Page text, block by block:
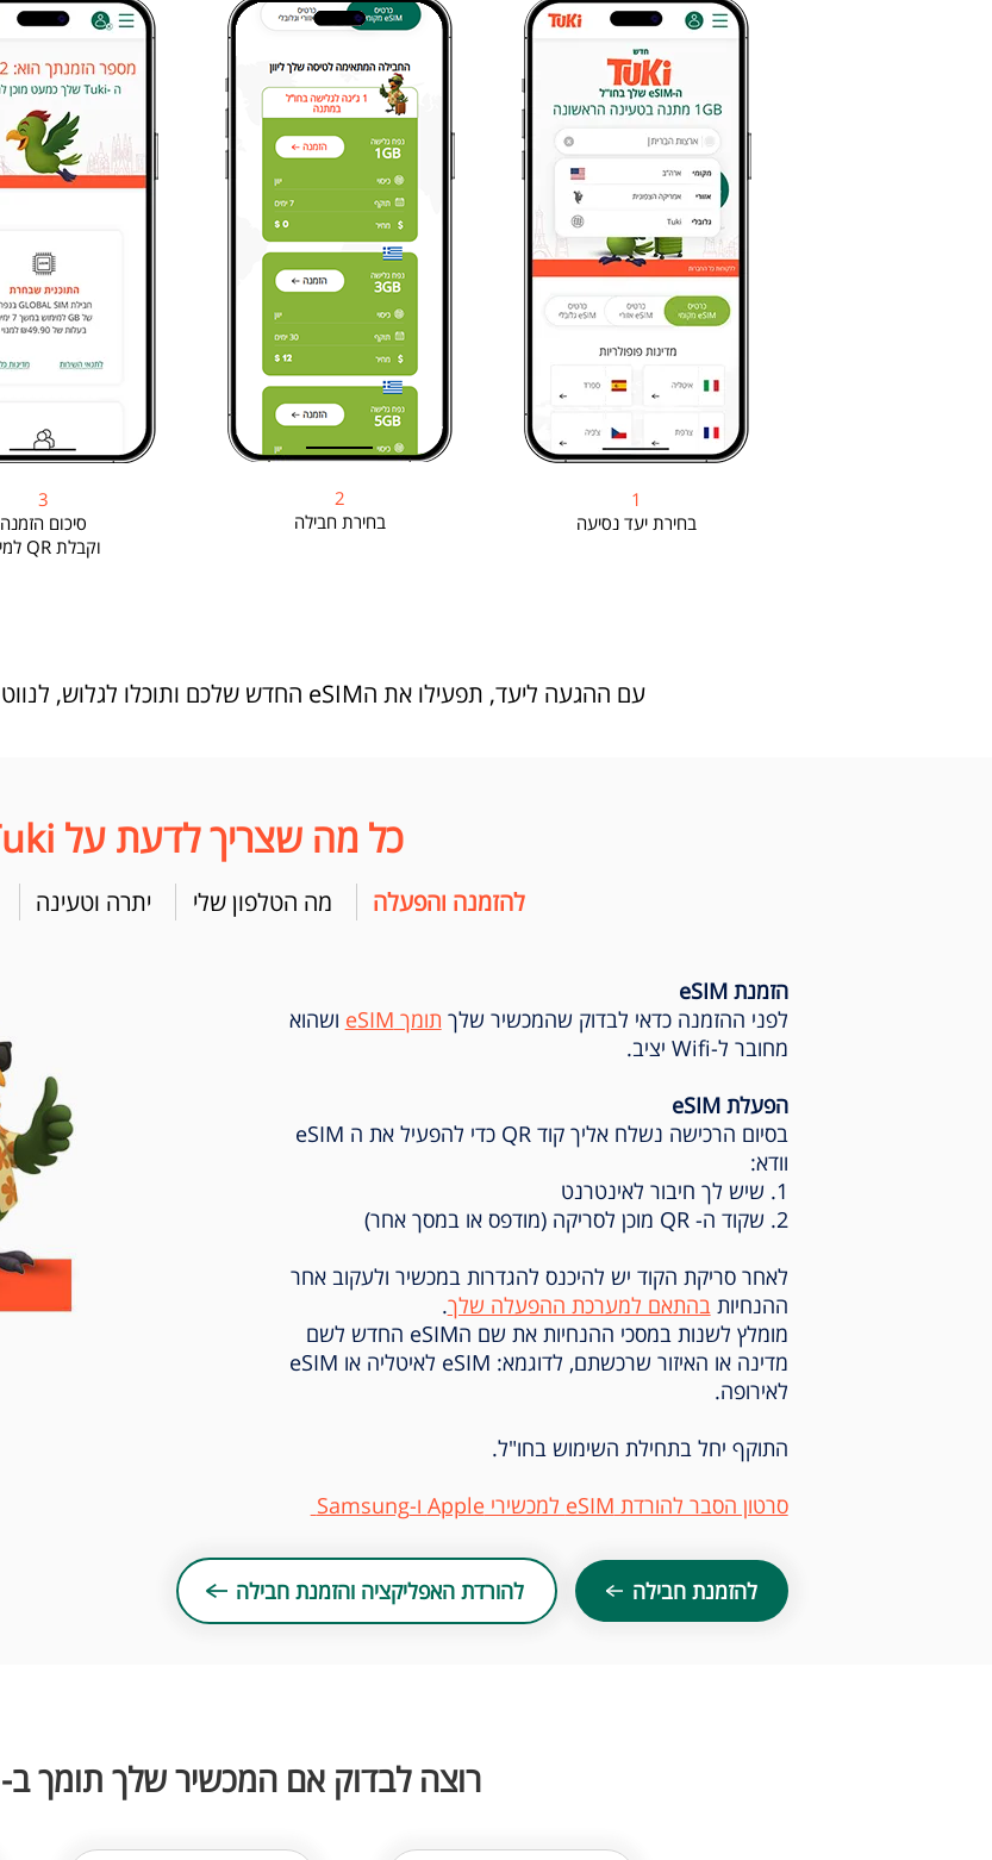
1
בחירת יעד נסיעה
2
בחירת חבילה
3
סיכום הזמנה
וקבלת QR למייל
עם ההגעה ליעד, תפעילו את הeSIM החדש שלכם ותוכלו לגלוש, לנווט ולהישאר מחוברים בכל מקום
כל מה שצריך לדעת על Tuki
להזמנה והפעלה מה הטלפון שלי יתרה וטעינה
הזמנת eSIM
לפני ההזמנה כדאי לבדוק שהמכשיר שלך תומך eSIM
ושהוא
מחובר ל-Wifi יציב.
הפעלת eSIM
בסיום הרכישה נשלח אליך קוד QR כדי להפעיל את ה eSIM
וודא:
1. שיש לך חיבור לאינטרנט
2. שקוד ה- QR מוכן לסריקה (מודפס או במסך אחר)
לאחר סריקת הקוד יש להיכנס להגדרות במכשיר ולעקוב אחר
ההנחיותבהתאם למערכת ההפעלה שלך.
מומלץ לשנות במסכי ההנחיות את שם הeSIM החדש לשם
מדינה או האיזור שרכשתם, לדוגמא: eSIM לאיטליה או eSIM
לאירופה.
התוקף יחל בתחילת השימוש בחו"ל.
סרטון הסבר להורדת eSIM למכשירי Apple ו-Samsung
להזמנת חבילה להורדת האפליקציה והזמנת חבילה
רוצה לבדוק אם המכשיר שלך תומך ב- eSIM?